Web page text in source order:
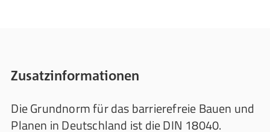
Zusatzinformationen
Die Grundnorm für das barrierefreie Bauen und
Planen in Deutschland ist die DIN 18040.